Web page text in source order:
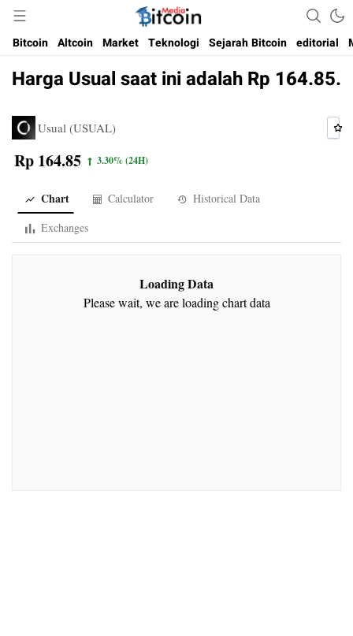
Bitcoin Media Indonesia
Media Bitcoin dan Cryptocurrency, dan Blockchain di Indonesia
Bitcoin Altcoin Market Teknologi Sejarah Bitcoin editorial
Harga Usual saat ini adalah Rp 164.85.
Usual (USUAL)
Rp 164.85 3.30%(24H)
Chart Calculator
Historical Data
Exchanges
Loading Data
Please wait, we are loading chart data